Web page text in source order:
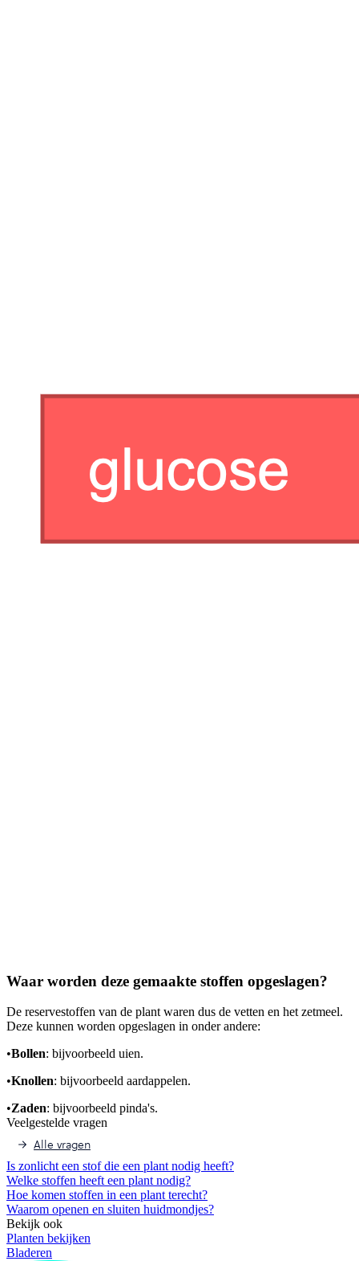
Waar worden deze gemaakte stoffen opgeslagen?
De reservestoffen van de plant waren dus de vetten en het zetmeel.
Deze kunnen worden opgeslagen in onder andere:
•Bollen: bijvoorbeeld uien.
•Knollen: bijvoorbeeld aardappelen.
•Zaden: bijvoorbeeld pinda's.
Veelgestelde vragen
Alle vragen
Is zonlicht een stof die een plant nodig heeft?
Welke stoffen heeft een plant nodig?
Hoe komen stoffen in een plant terecht?
Waarom openen en sluiten huidmondjes?
Bekijk ook
Planten bekijken
Bladeren